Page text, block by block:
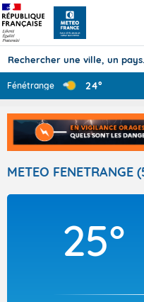
TOUS
Fénétrange 24°
METEO FENETRANGE
25°